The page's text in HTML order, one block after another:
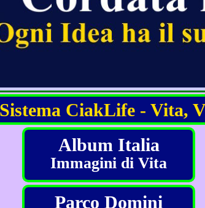
CiakLife - Vita,
Album Italia
Immagini di Vita
Parco Domini